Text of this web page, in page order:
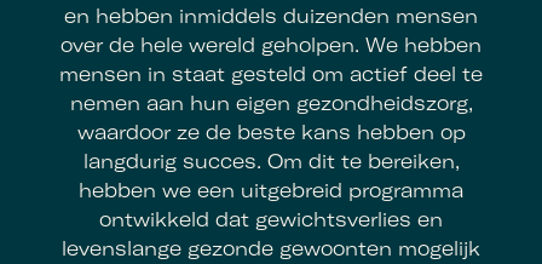
en hebben inmiddels duizenden mensen
over de hele wereld geholpen. We hebben
mensen in staat gesteld om actief deel te
nemen aan hun eigen gezondheidszorg,
waardoor ze de beste kans hebben op
langdurig succes. Om dit te bereiken,
hebben we een uitgebreid programma
ontwikkeld dat gewichtsverlies en
levenslange gezonde gewoonten mogelijk